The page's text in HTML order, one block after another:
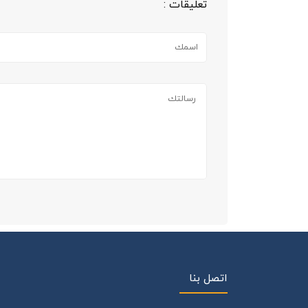
تعليقات :
اتصل بنا